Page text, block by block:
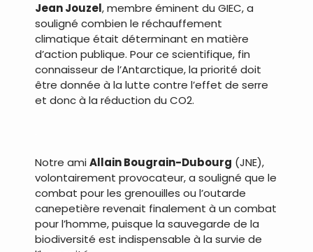
Jean Jouzel, membre éminent du GIEC, a
souligné combien le réchauffement
climatique était déterminant en matière
d’action publique. Pour ce scientifique, fin
connaisseur de l’Antarctique, la priorité doit
être donnée à la lutte contre l’effet de serre
et donc à la réduction du CO2.
Notre amiAllain Bougrain-Dubourg (JNE),
volontairement provocateur, a souligné que le
combat pour les grenouilles ou l’outarde
canepetière revenait finalement à un combat
pour l’homme, puisque la sauvegarde de la
biodiversité est indispensable à la survie de